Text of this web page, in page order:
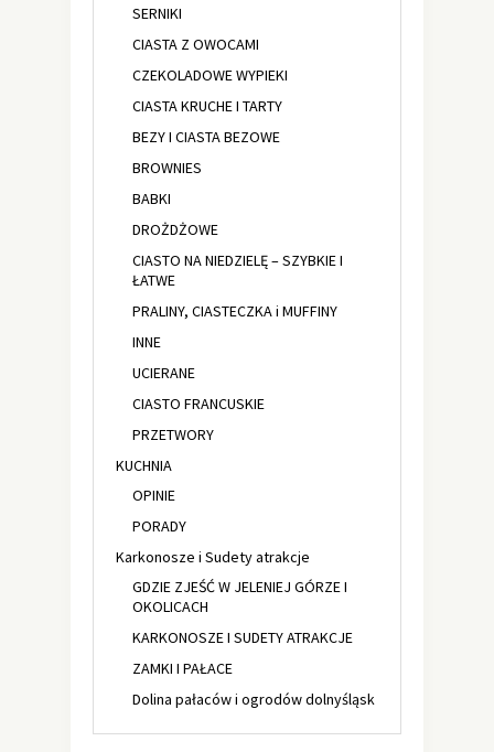
SERNIKI
CIASTA Z OWOCAMI
CZEKOLADOWE WYPIEKI
CIASTA KRUCHE I TARTY
BEZY I CIASTA BEZOWE
BROWNIES
BABKI
DROŻDŻOWE
CIASTO NA NIEDZIELĘ – SZYBKIE I
ŁATWE
PRALINY, CIASTECZKA i MUFFINY
INNE
UCIERANE
CIASTO FRANCUSKIE
PRZETWORY
KUCHNIA
OPINIE
PORADY
Karkonosze i Sudety atrakcje
GDZIE ZJEŚĆ W JELENIEJ GÓRZE I
OKOLICACH
KARKONOSZE I SUDETY ATRAKCJE
ZAMKI I PAŁACE
Dolina pałaców i ogrodów dolnyśląsk